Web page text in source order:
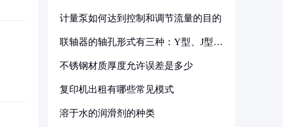
计量泵如何达到控制和调节流量的目的
联轴器的轴孔形式有三种：Y型、J型、
不锈钢材质厚度允许误差是多少
复印机出租有哪些常见模式
溶于水的润滑剂的种类